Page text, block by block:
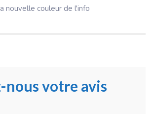
nouvelle couleur de l'info
nous votre avis